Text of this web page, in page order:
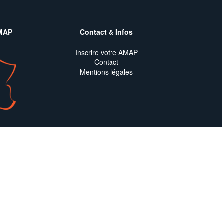
Contact & Infos
Inscrire votre AMAP
Contact
Mentions légales